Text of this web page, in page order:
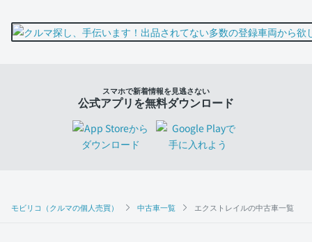
モビリコ（クルマの個人売買） 中古車一覧 エクストレイルの中古車一覧
スマホで新着情報を見逃さない
公式アプリを無料ダウンロード